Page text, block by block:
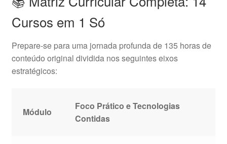
Cursos em 1 Só
Prepare-se para uma jornada profunda de 135 horas de
conteúdo original dividida nos seguintes eixos
estratégicos:
Módulo
Foco Prático e Tecnologias
Contidas